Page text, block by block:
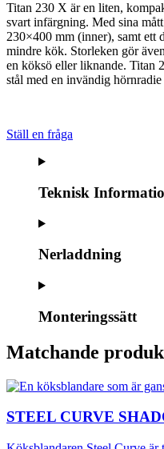
Titan 230 X är en liten,
svart infärgning. Med sina
230×400 mm (inner), samt ett
mindre kök. Storleken gör
en köksö eller liknande. Titan
stål med en invändig
Ställ en fråga
Teknisk
Nerladdning
Monteringssätt
Matchande
STEEL CURVE